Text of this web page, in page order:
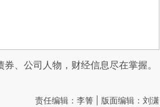
、公司人物，财经信息尽在掌握。
责任编辑：李箐 | 版面编辑：刘潇